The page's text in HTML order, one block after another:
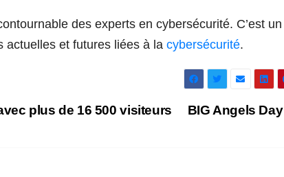
des experts en cybersécurité. C’est un
actuelles et futures liées à la cybersécurité.
BIG Angels Day
plus de 16 500 visiteurs